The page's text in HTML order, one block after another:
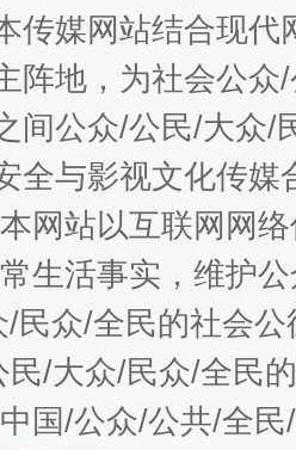
传媒网站结合现
阵地，为社会公
间公众/公民/大众/
全与影视文化传
网站以互联网网
生活事实，维护
民众/全民的社会公
民/大众/民众/全民
中国/公众/公共/全